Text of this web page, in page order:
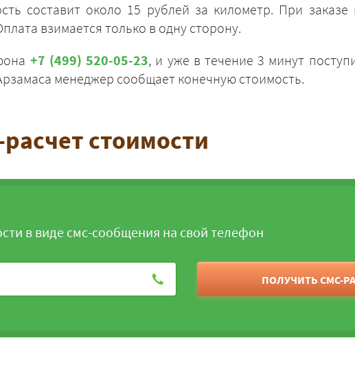
составит около 15 рублей за километр. При заказе
взимается только в одну сторону.
+7 (499) 520-05-23, и уже в течение 3 минут
менеджер сообщает конечную стоимость.
стоимости
в виде смс-сообщения на свой телефон
ПОЛУЧИТЬ СМС-